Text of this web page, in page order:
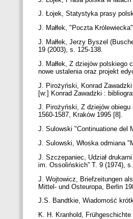
J. Łojek, Statystyka prasy
J. Małłek, "Poczta
J. Małłek, Jerzy Byszel
19 (2003), s. 125-138.
J. Małłek, Z dziejów
nowe ustalenia oraz projekt
J. Pirożyński, Konrad
[w:] Konrad Zawadzki :
J. Pirożyński, Z dziejów
1560-1587, Kraków 1995 [8].
J. Sulowski "Continuatione del
J. Sulowski, Włoska odmiana
J. Szczepaniec, Udział
im. Ossolińskich” T. 9 (1974),
J. Wojtowicz, Briefzeitungen
Mittel- und Osteuropa, Berlin
J.S. Bandtkie, Wiadomość
K. H. Kranhold,